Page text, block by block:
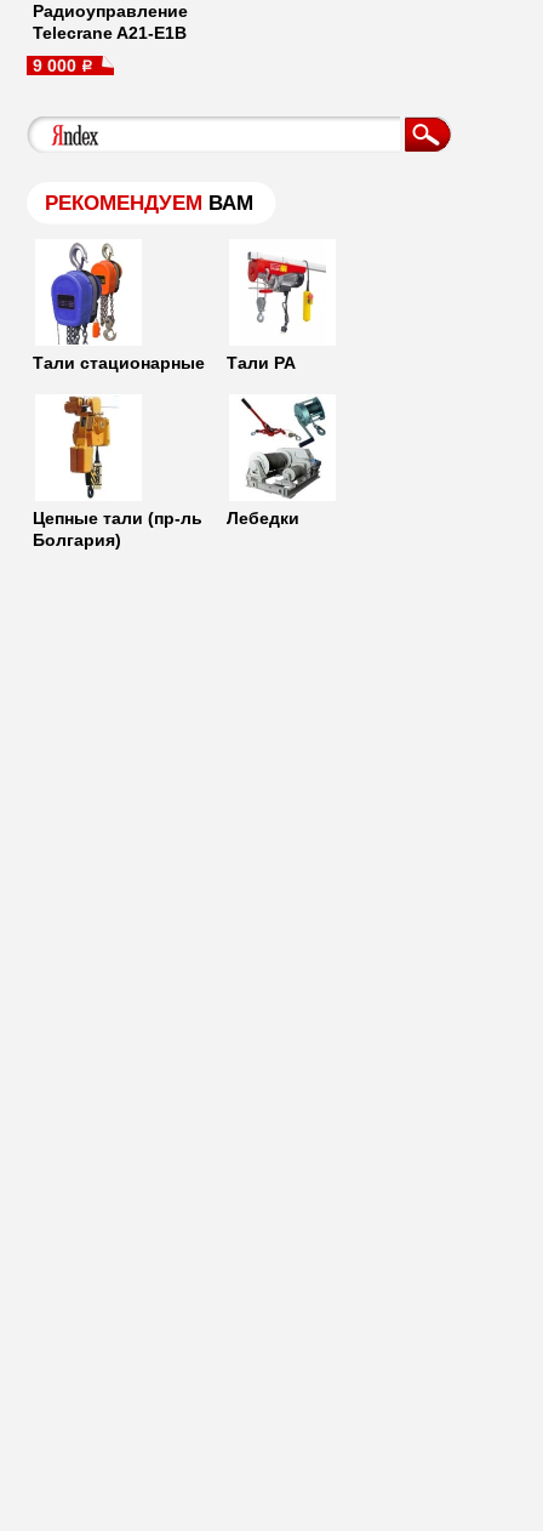
Радиоуправление
Telecrane A21-E1B
9 000 a
РЕКОМЕНДУЕМ ВАМ
Тали стационарные Тали РА
Цепные тали (пр-ль
Болгария)
Лебедки